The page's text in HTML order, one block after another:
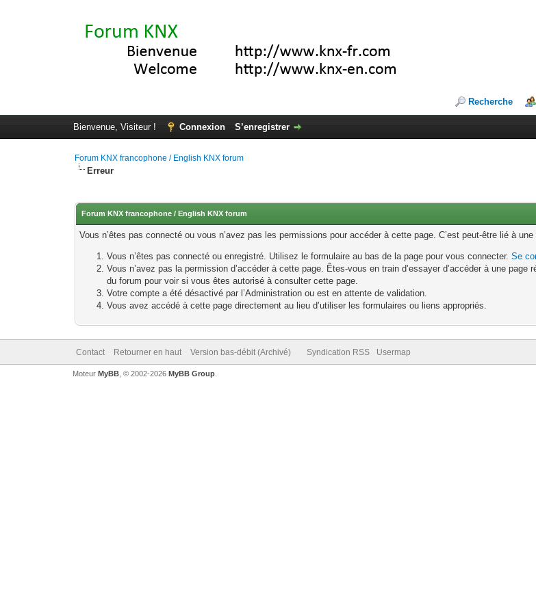
Recherche
Bienvenue, Visiteur ! Connexion S’enregistrer
Forum KNX francophone / English KNX forum
Erreur
Forum KNX francophone / English KNX forum
Vous n’êtes pas connecté ou vous n’avez pas les permissions pour accéder à cette page. C’est peut-être lié à
Vous n’êtes pas connecté ou enregistré. Utilisez le formulaire au bas de la page pour vous connecter.Se
Vous n’avez pas la permission d’accéder à cette page. Êtes-vous en train d’essayer d’accéder à une
du forum pour voir si vous êtes autorisé à consulter cette page.
Votre compte a été désactivé par l’Administration ou est en attente de validation.
Vous avez accédé à cette page directement au lieu d’utiliser les formulaires ou liens appropriés.
Contact Retourner en haut Version bas-débit (Archivé) Syndication RSS Usermap
Moteur MyBB, © 2002-2026 MyBB Group.